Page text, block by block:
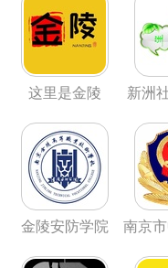
这里是金陵 新洲
金陵安防学院